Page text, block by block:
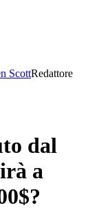
ScottRedattore
dal
a